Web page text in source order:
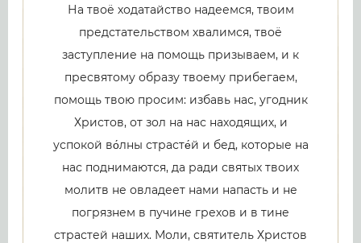
На твоё ходатайство надеемся, твоим
предстательством хвалимся, твоё
заступление на помощь призываем, и к
пресвятому образу твоему прибегаем,
помощь твою просим: избавь нас, угодник
Христов, от зол на нас находящих, и
успокой во́лны страсте́й и бед, которые на
нас поднимаются, да ради святых твоих
молитв не овладеет нами напасть и не
погрязнем в пучине грехов и в тине
страстей наших. Моли, святитель Христов